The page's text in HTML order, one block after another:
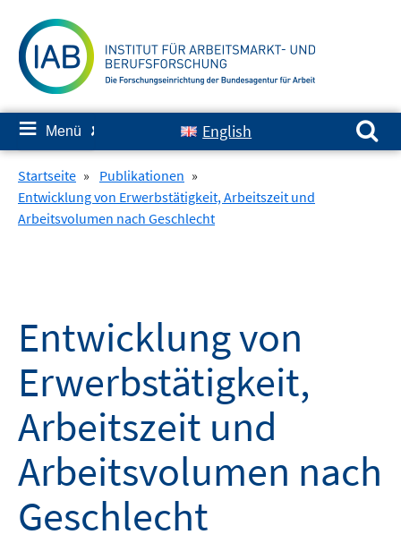
zum
Inhalt
≡ Menü ✘ English
Suchen nach:
Startseite » Publikationen »
Entwicklung von Erwerbstätigkeit, Arbeitszeit und
Arbeitsvolumen nach Geschlecht
Entwicklung von
Erwerbstätigkeit,
Arbeitszeit und
Arbeitsvolumen nach
Geschlecht